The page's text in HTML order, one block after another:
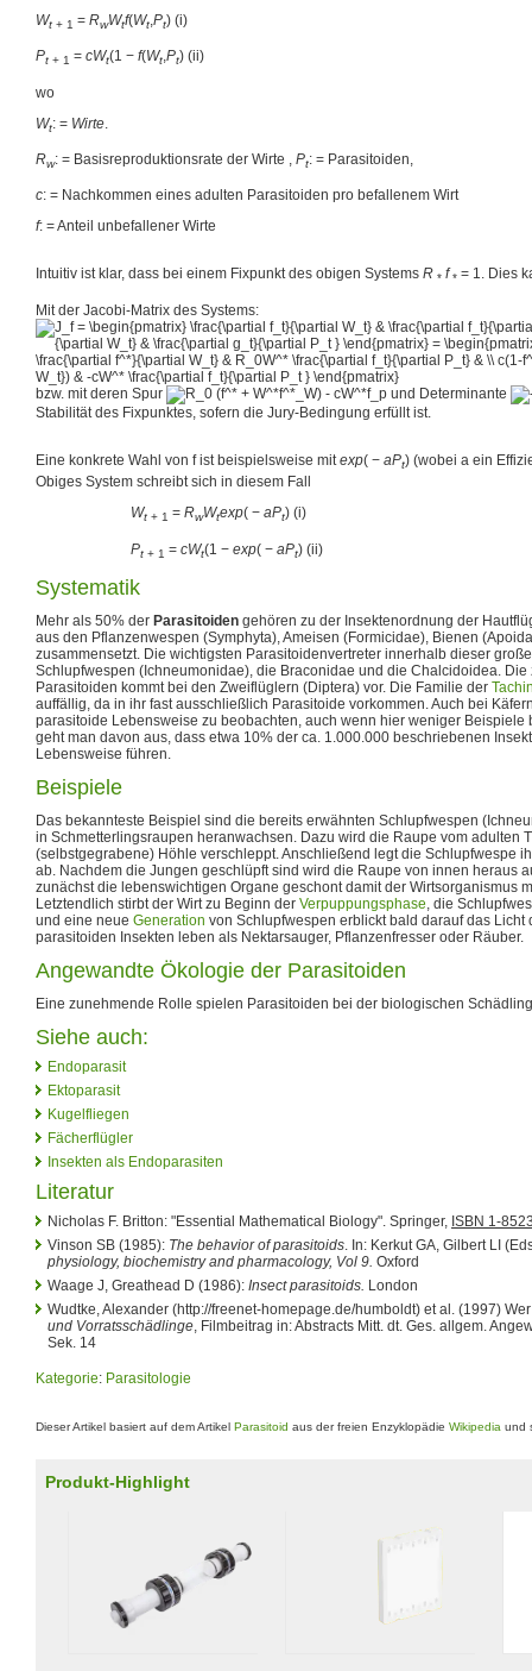
Wt + 1 = RwWtf(Wt,Pt) (i)
Pt + 1 = cWt(1 − f(Wt,Pt) (ii)
wo
Wt: = Wirte
Rw: = Basisreproduktionsrate der Wirte , Pt: = Parasitoiden,
c: = Nachkommen eines adulten Parasitoiden pro befallenem Wirt
f: =Anteil unbefallener Wirte
Intuitiv ist klar, dass bei einem Fixpunkt des obigen Systems R * f * = 1. Dies
Mit der Jacobi-Matrix des Systems:
bzw. mit deren Spur
und Determinante
Stabilität des Fixpunktes, sofern die Jury-Bedingung erfüllt ist.
Eine konkrete Wahl von f ist beispielsweise mitexp( − aPt) (wobei a ein
Obiges System schreibt sich in diesem Fall
Wt + 1 = RwWtexp( − aPt) (i)
Pt + 1 = cWt(1 − exp( − aPt) (ii)
Systematik
Mehr als 50% der Parasitoiden gehören zu der Insektenordnung der
aus den Pflanzenwespen (Symphyta), Ameisen (Formicidae), Bienen
zusammensetzt. Die wichtigsten Parasitoidenvertreter innerhalb dieser
Schlupfwespen (Ichneumonidae), die Braconidae und die Chalcidoidea. Die
Parasitoiden kommt bei den Zweiflüglern (Diptera) vor. Die Familie der
auffällig, da in ihr fast ausschließlich Parasitoide vorkommen. Auch bei
parasitoide Lebensweise zu beobachten, auch wenn hier weniger Beispiele
geht man davon aus, dass etwa 10% der ca. 1.000.000 beschriebenen
Lebensweise führen.
Beispiele
Das bekannteste Beispiel sind die bereits erwähnten Schlupfwespen
in Schmetterlingsraupen heranwachsen. Dazu wird die Raupe vom adulten
(selbstgegrabene) Höhle verschleppt. Anschließend legt die Schlupfwespe
ab. Nachdem die Jungen geschlüpft sind wird die Raupe von innen heraus
zunächst die lebenswichtigen Organe geschont damit der Wirtsorganismus
Letztendlich stirbt der Wirt zu Beginn der Verpuppungsphase, die
und eine neue Generation von Schlupfwespen erblickt bald darauf das Licht
parasitoiden Insekten leben als Nektarsauger, Pflanzenfresser oder Räuber.
Angewandte Ökologie der Parasitoiden
Eine zunehmende Rolle spielen Parasitoiden bei der biologischen
Siehe auch:
Endoparasit
Ektoparasit
Kugelfliegen
Fächerflügler
Insekten als Endoparasiten
Literatur
Nicholas F. Britton: "Essential Mathematical Biology". Springer, ISBN 1-
Vinson SB (1985): The behavior of parasitoids. In: Kerkut GA, Gilbert LI
physiology, biochemistry and pharmacology, Vol 9. Oxford
Waage J, Greathead D (1986): Insect parasitoids. London
Wudtke, Alexander (http://freenet-homepage.de/humboldt) et al. (1997)
und Vorratsschädlinge, Filmbeitrag in: Abstracts Mitt. dt. Ges. allgem.
Sek. 14
Kategorie: Parasitologie
Dieser Artikel basiert auf dem Artikel Parasitoid aus der freien Enzyklopädie Wikipedia und
Produkt-Highlight